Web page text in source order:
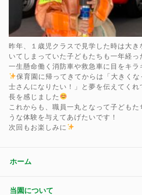
昨年、１歳児クラスで見学した時は大き
いてしまっていた子どもたちも一年経っ
一生懸命働く消防車や救急車に目をキラ
保育園に帰ってきてからは「大きく
士さんになりたい！」と夢を伝えてくれ
長を感じました
これからも、職員一丸となって子どもた
うな体験を与えてあげたいです！
次回もお楽しみに
ホーム
当園について